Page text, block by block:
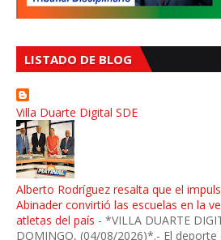
LISTADO DE BLOG
Villa Duarte Digital SDE
Alberto Rodríguez resalta que el
Abinader convirtió las escuelas en la
atletas del país - *VILLA DUARTE
DOMINGO, (04/08/2026)*.- El deporte